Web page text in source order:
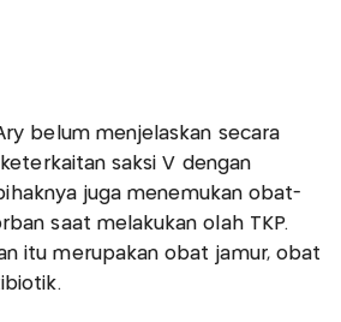
belum menjelaskan secara
saksi V dengan
juga menemukan obat-
saat melakukan olah TKP.
itu merupakan obat jamur, obat